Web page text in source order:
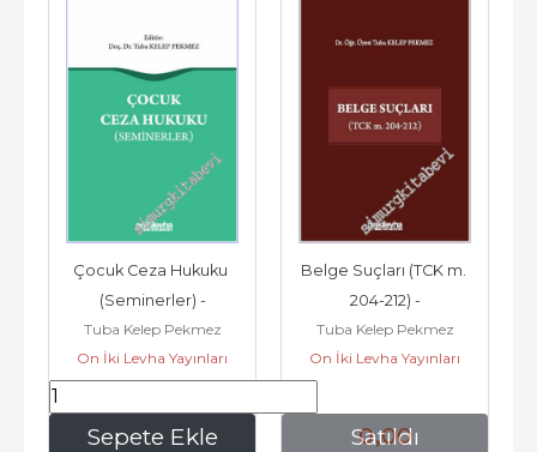
Sepete Ekle
Çocuk Ceza Hukuku
(Seminerler) -
Tuba Kelep Pekmez
On İki Levha Yayınları
414,00 Satıldı
Belge Suçları (TCK m.
204-212) -
Tuba Kelep Pekmez
On İki Levha Yayınları
0,00